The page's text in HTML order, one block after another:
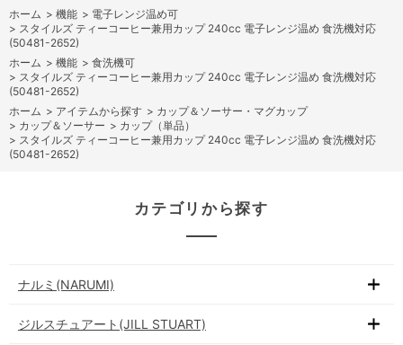
ホーム > 機能 > 電子レンジ温め可
> スタイルズ ティーコーヒー兼用カップ 240cc 電子レンジ温め 食洗機対応
(50481-2652)
ホーム > 機能 > 食洗機可
> スタイルズ ティーコーヒー兼用カップ 240cc 電子レンジ温め 食洗機対応
(50481-2652)
ホーム > アイテムから探す > カップ＆ソーサー・マグカップ
> カップ＆ソーサー > カップ（単品）
> スタイルズ ティーコーヒー兼用カップ 240cc 電子レンジ温め 食洗機対応
(50481-2652)
カテゴリから探す
ナルミ(NARUMI)
ジルスチュアート(JILL STUART)